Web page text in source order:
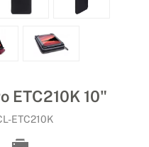
ETC210K 10"
ETC210K